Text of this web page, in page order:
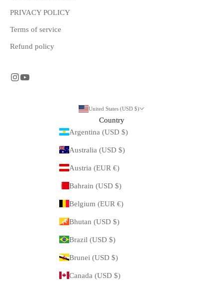
PRIVACY POLICY
Terms of service
Refund policy
United States (USD $)
Country
Argentina (USD $)
Australia (USD $)
Austria (EUR €)
Bahrain (USD $)
Belgium (EUR €)
Bhutan (USD $)
Brazil (USD $)
Brunei (USD $)
Canada (USD $)